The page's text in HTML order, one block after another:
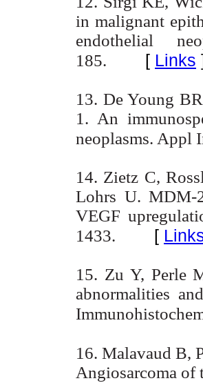
in malignant
endothelial
185. [ Links
13. De Young
1. An
neoplasms. Appl
14. Zietz C,
Lohrs U. MDM-
VEGF
1433. [
15. Zu Y, Perle
abnormalities
16. Malavaud B,
Angiosarcoma of